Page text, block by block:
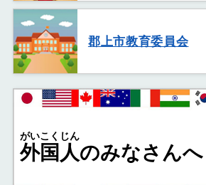
郡上市教育委員会
外国人
がいこくじん
のみなさんへ